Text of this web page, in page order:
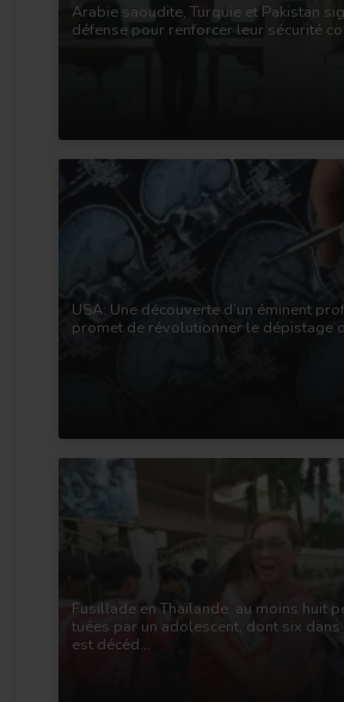
Arabie saoudite, Turquie et Pakistan
défense pour renforcer leur sécurité
USA: Une découverte d’un éminent
promet de révolutionner le dépistage
Fusillade en Thaïlande: au moins huit
tuées par un adolescent, dont six
est décéd...